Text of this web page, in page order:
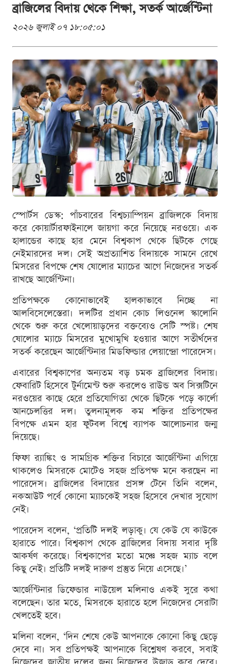
ব্রাজিলের বিদায় থেকে শিক্ষা, সতর্ক আর্জেন্টিনা
২০২৬ জুলাই ০৭ ১৮:০৫:০১
স্পোর্টস ডেস্ক: পাঁচবারের বিশ্বচ্যাম্পিয়ন ব্রাজিলকে বিদায়
করে কোয়ার্টারফাইনালে জায়গা করে নিয়েছে নরওয়ে। এক
হালান্ডের কাছে হার মেনে বিশ্বকাপ থেকে ছিটকে গেছে
নেইমারদের দল। সেই অপ্রত্যাশিত বিদায়কে সামনে রেখে
মিসরের বিপক্ষে শেষ ষোলোর ম্যাচের আগে নিজেদের সতর্ক
রাখছে আর্জেন্টিনা।
প্রতিপক্ষকে কোনোভাবেই হালকাভাবে নিচ্ছে না
আলবিসেলেস্তেরা। দলটির প্রধান কোচ লিওনেল স্কালোনি
থেকে শুরু করে খেলোয়াড়দের বক্তব্যেও সেটি স্পষ্ট। শেষ
ষোলোর ম্যাচে মিসরের মুখোমুখি হওয়ার আগে সতীর্থদের
সতর্ক করেছেন আর্জেন্টিনার মিডফিল্ডার লেয়ান্দ্রো পারেদেস।
এবারের বিশ্বকাপের অন্যতম বড় চমক ব্রাজিলের বিদায়।
ফেবারিট হিসেবে টুর্নামেন্ট শুরু করলেও রাউন্ড অব সিক্সটিনে
নরওয়ের কাছে হেরে প্রতিযোগিতা থেকে ছিটকে পড়ে কার্লো
আনচেলত্তির দল। তুলনামূলক কম শক্তির প্রতিপক্ষের
বিপক্ষে এমন হার ফুটবল বিশ্বে ব্যাপক আলোচনার জন্ম
দিয়েছে।
ফিফা র‌্যাঙ্কিং ও সামগ্রিক শক্তির বিচারে আর্জেন্টিনা এগিয়ে
থাকলেও মিসরকে মোটেও সহজ প্রতিপক্ষ মনে করছেন না
পারেদেস। ব্রাজিলের বিদায়ের প্রসঙ্গ টেনে তিনি বলেন,
নকআউট পর্বে কোনো ম্যাচকেই সহজ হিসেবে দেখার সুযোগ
নেই।
পারেদেস বলেন, ‘প্রতিটি দলই লড়াকু। যে কেউ যে কাউকে
হারাতে পারে। বিশ্বকাপ থেকে ব্রাজিলের বিদায় সবার দৃষ্টি
আকর্ষণ করেছে। বিশ্বকাপের মতো মঞ্চে সহজ ম্যাচ বলে
কিছু নেই। প্রতিটি দলই দারুণ প্রস্তুত নিয়ে এসেছে।’
আর্জেন্টিনার ডিফেন্ডার নাউয়েল মলিনাও একই সুরে কথা
বলেছেন। তার মতে, মিসরকে হারাতে হলে নিজেদের সেরাটা
খেলতেই হবে।
মলিনা বলেন, ‘দিন শেষে কেউ আপনাকে কোনো কিছু ছেড়ে
দেবে না। সব প্রতিপক্ষই আপনাকে বিশ্লেষণ করবে, সবাই